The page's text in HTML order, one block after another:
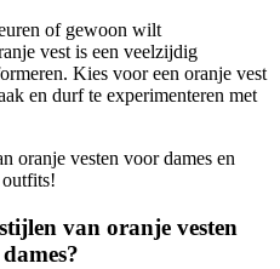
of gewoon wilt
vest is een veelzijdig
Kies voor een oranje vest
en durf te experimenteren met
oranje vesten voor dames en
van oranje vesten